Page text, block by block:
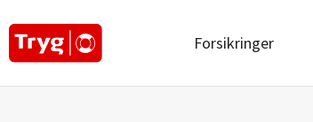
Main
|
Forsikringer